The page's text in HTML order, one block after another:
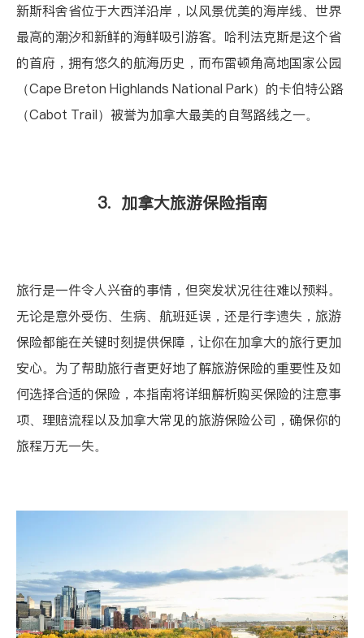
新斯科舍省位于大西洋沿岸，以风景优美的海岸线、世界
最高的潮汐和新鲜的海鲜吸引游客。哈利法克斯是这个省
的首府，拥有悠久的航海历史，而布雷顿角高地国家公园
（Cape Breton Highlands National Park）的卡伯特公路
（Cabot Trail）被誉为加拿大最美的自驾路线之一。
3. 加拿大旅游保险指南
旅行是一件令人兴奋的事情，但突发状况往往难以预料。
无论是意外受伤、生病、航班延误，还是行李遗失，旅游
保险都能在关键时刻提供保障，让你在加拿大的旅行更加
安心。为了帮助旅行者更好地了解旅游保险的重要性及如
何选择合适的保险，本指南将详细解析购买保险的注意事
项、理赔流程以及加拿大常见的旅游保险公司，确保你的
旅程万无一失。